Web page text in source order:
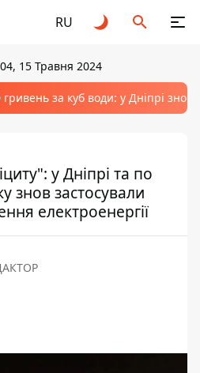
RU
15 Травня 2024
за куб води: у Дніпрі
у Дніпрі та по
знов застосували
електроенергії